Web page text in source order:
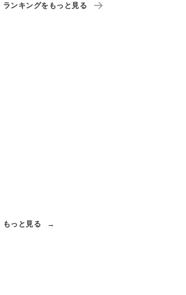
ランキングをもっと見る
もっと見る